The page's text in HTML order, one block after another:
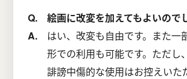
絵画に改変を加えてもよいので
はい、改変も自由です。また一
形での利用も可能です。ただし
誹謗中傷的な使用はお控えいた